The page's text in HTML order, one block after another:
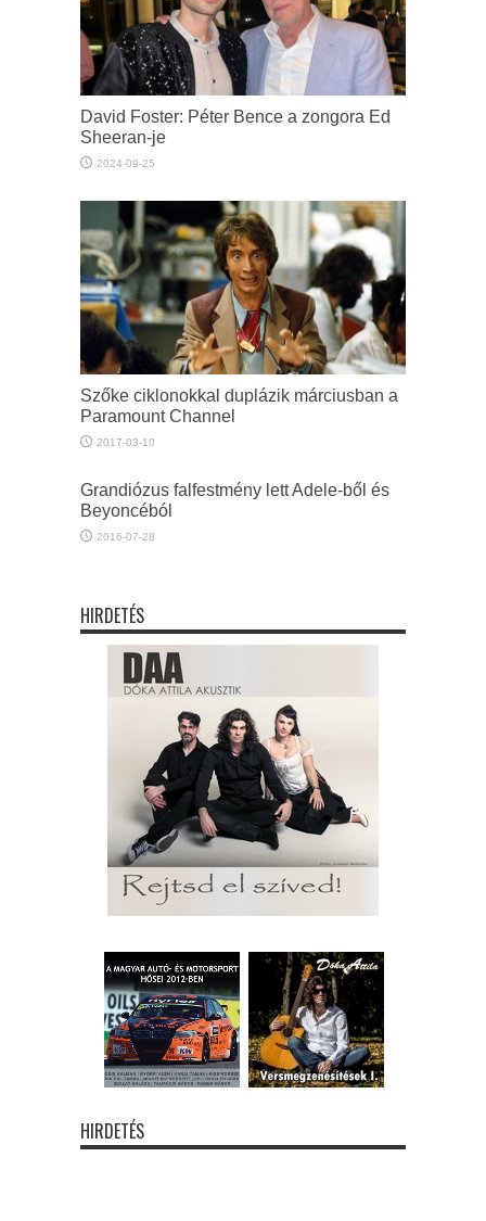
David Foster: Péter Bence a zongora Ed
Sheeran-je
2024-09-25
Szőke ciklonokkal duplázik márciusban a
Paramount Channel
2017-03-10
Grandiózus falfestmény lett Adele-ből és
Beyoncéból
2016-07-28
HIRDETÉS
HIRDETÉS